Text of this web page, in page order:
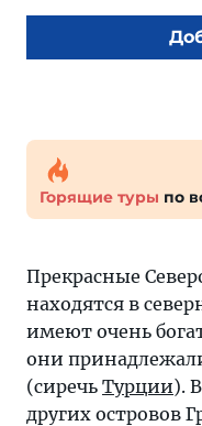
Горящие туры по
Прекрасные
находятся в
имеют очень
они
(сиречь Турции).
других островов